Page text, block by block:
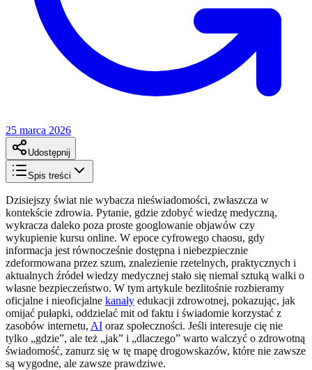
25 marca 2026
Udostępnij
Spis treści
Dzisiejszy świat nie wybacza nieświadomości, zwłaszcza w
kontekście zdrowia. Pytanie, gdzie zdobyć wiedzę medyczną,
wykracza daleko poza proste googlowanie objawów czy
wykupienie kursu online. W epoce cyfrowego chaosu, gdy
informacja jest równocześnie dostępna i niebezpiecznie
zdeformowana przez szum, znalezienie rzetelnych, praktycznych i
aktualnych źródeł wiedzy medycznej stało się niemal sztuką walki o
własne bezpieczeństwo. W tym artykule bezlitośnie rozbieramy
oficjalne i nieoficjalne kanały edukacji zdrowotnej, pokazując, jak
omijać pułapki, oddzielać mit od faktu i świadomie korzystać z
zasobów internetu, AI oraz społeczności. Jeśli interesuje cię nie
tylko „gdzie”, ale też „jak” i „dlaczego” warto walczyć o zdrowotną
świadomość, zanurz się w tę mapę drogowskazów, które nie zawsze
są wygodne, ale zawsze prawdziwe.